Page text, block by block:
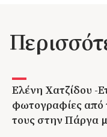
Ελένη Χατζίδου -
φωτογραφίες από
τους στην Πάργα